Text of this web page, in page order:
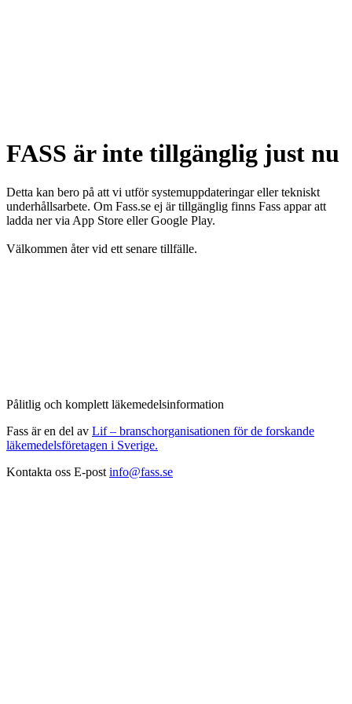
FASS är inte tillgänglig just nu
Detta kan bero på att vi utför systemuppdateringar eller tekniskt
underhållsarbete. Om Fass.se ej är tillgänglig finns Fass appar att
ladda ner via App Store eller Google Play.
Välkommen åter vid ett senare tillfälle.
Pålitlig och komplett läkemedelsinformation
Fass är en del av Lif – branschorganisationen för de forskande
läkemedelsföretagen i Sverige.
Kontakta oss E-post info@fass.se